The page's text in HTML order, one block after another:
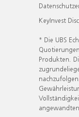
KeyInvest
* Die UBS
Produkten.